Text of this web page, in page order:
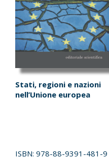
Stati, regioni e nazioni
nell’Unione europea
ISBN: 978-88-9391-481-9